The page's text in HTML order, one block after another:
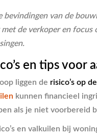
bevindingen van de
de verkoper en focus
en tips voor
liggen de risico’s op
kunnen financieel
als je niet voorbereid
en valkuilen bij